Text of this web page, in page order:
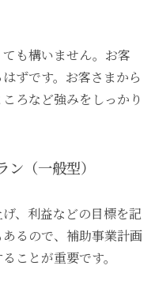
も構いません。お客
ずです。お客さまから
ろなど強みをしっかり
（一般型）
、利益などの目標を記
るので、補助事業計画
ことが重要です。